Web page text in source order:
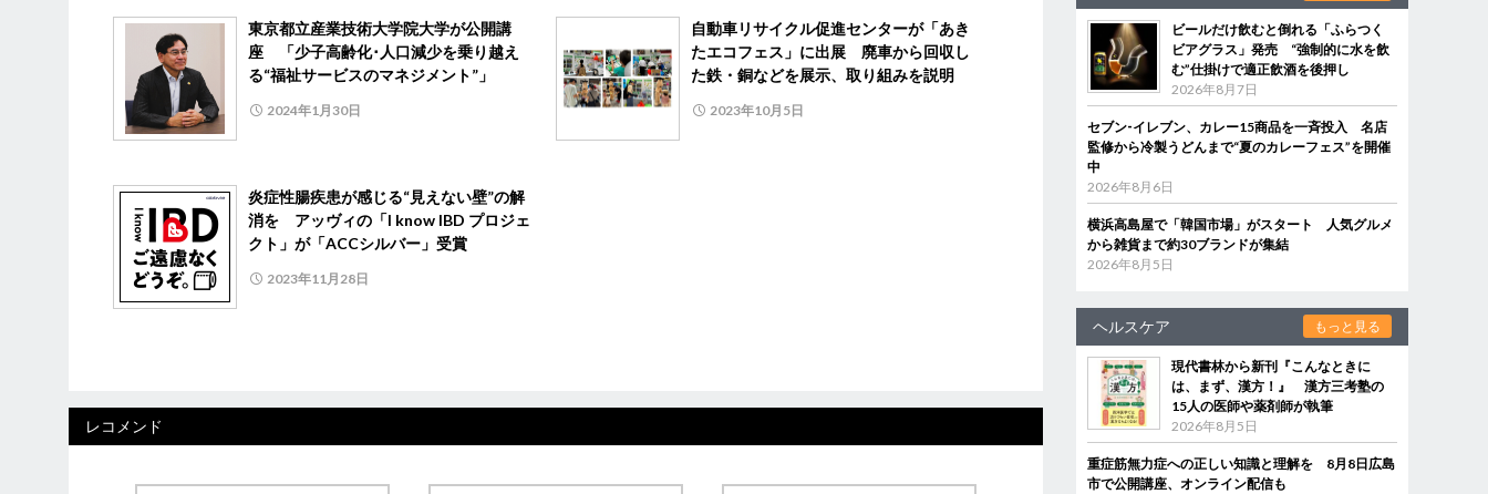
東京都立産業技術大学院大学が公開講
座 「少子高齢化･人口減少を乗り越え
る“福祉サービスのマネジメント”」
2024年1月30日
自動車リサイクル促進センターが「あき
たエコフェス」に出展 廃車から回収し
た鉄・銅などを展示、取り組みを説明
2023年10月5日
炎症性腸疾患が感じる“見えない壁”の解
消を アッヴィの「I know IBD プロジェ
クト」が「ACCシルバー」受賞
2023年11月28日
レコメンド
ビールだけ飲むと倒れる「ふらつく
ビアグラス」発売 “強制的に水を飲
む”仕掛けで適正飲酒を後押し
2026年8月7日
セブン‐イレブン、カレー15商品を一斉投入 名店
監修から冷製うどんまで“夏のカレーフェス”を開催
中
2026年8月6日
横浜高島屋で「韓国市場」がスタート 人気グルメ
から雑貨まで約30ブランドが集結
2026年8月5日
ヘルスケア もっと見る
現代書林から新刊『こんなときに
は、まず、漢方！』 漢方三考塾の
15人の医師や薬剤師が執筆
2026年8月5日
重症筋無力症への正しい知識と理解を 8月8日広島
市で公開講座、オンライン配信も